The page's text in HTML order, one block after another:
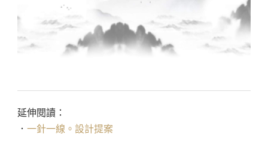
延伸閱讀：
．一針一線。設計提案